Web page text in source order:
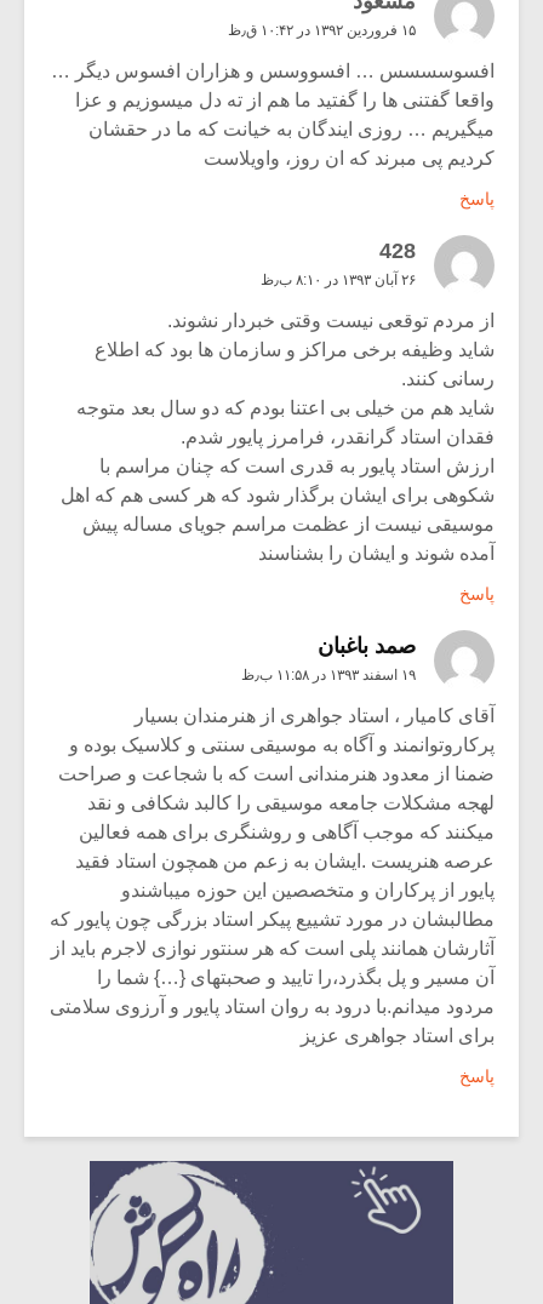
۱۵ فروردین ۱۳۹۲ در ۱۰:۴۲ ق٫ظ
افسوسسسس … افسووسس و هزاران افسوس دیگر …
واقعا گفتنی ها را گفتید ما هم از ته دل میسوزیم و عزا
میگیریم … روزی ایندگان به خیانت که ما در حقشان
کردیم پی مبرند که ان روز، واویلاست
پاسخ
428
۲۶ آبان ۱۳۹۳ در ۸:۱۰ ب٫ظ
از مردم توقعی نیست وقتی خبردار نشوند.
شاید وظیفه برخی مراکز و سازمان ها بود که اطلاع
رسانی کنند.
شاید هم من خیلی بی اعتنا بودم که دو سال بعد متوجه
فقدان استاد گرانقدر، فرامرز پایور شدم.
ارزش استاد پایور به قدری است که چنان مراسم با
شکوهی برای ایشان برگذار شود که هر کسی هم که اهل
موسیقی نیست از عظمت مراسم جویای مساله پیش
آمده شوند و ایشان را بشناسند
پاسخ
صمد باغبان
۱۹ اسفند ۱۳۹۳ در ۱۱:۵۸ ب٫ظ
آقای کامیار ، استاد جواهری از هنرمندان بسیار
پرکاروتوانمند و آگاه به موسیقی سنتی و کلاسیک بوده و
ضمنا از معدود هنرمندانی است که با شجاعت و صراحت
لهجه مشکلات جامعه موسیقی را کالبد شکافی و نقد
میکنند که موجب آگاهی و روشنگری برای همه فعالین
عرصه هنریست .ایشان به زعم من همچون استاد فقید
پایور از پرکاران و متخصصین این حوزه میباشندو
مطالبشان در مورد تشییع پیکر استاد بزرگی چون پایور که
آثارشان همانند پلی است که هر سنتور نوازی لاجرم باید از
آن مسیر و پل بگذرد،را تایید و صحبتهای {…} شما را
مردود میدانم.با درود به روان استاد پایور و آرزوی سلامتی
برای استاد جواهری عزیز
پاسخ